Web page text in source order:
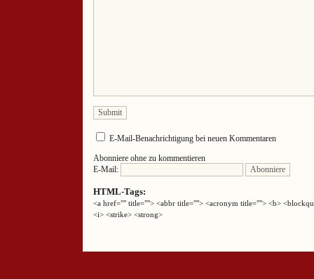
E-Mail-Benachrichtigung bei neuen Kommentaren
Abonniere ohne zu kommentieren
E-Mail:
HTML-Tags:
<a href="" title=""> <abbr title=""> <acronym title=""> <b>
<i> <strike> <strong>